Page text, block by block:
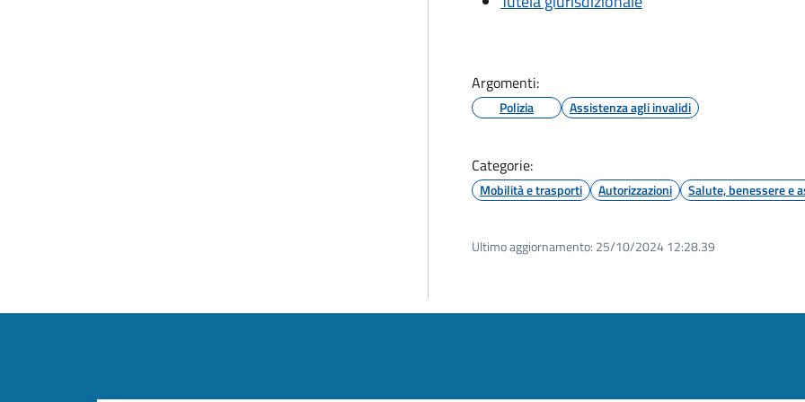
Argomenti:
Polizia Assistenza agli invalidi
Categorie:
Mobilità e trasporti Autorizzazioni Salute, benessere e
Ultimo aggiornamento: 25/10/2024 12:28.39